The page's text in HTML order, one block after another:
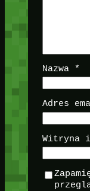
Nazwa *
Adres
Witryna